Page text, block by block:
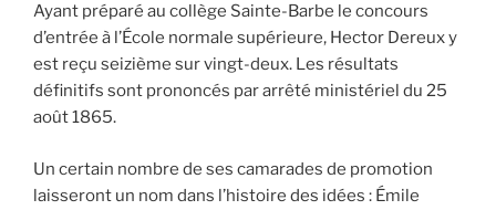
Ayant préparé au collège Sainte-Barbe le concours
d’entrée à l’École normale supérieure, Hector Dereux y
est reçu seizième sur vingt-deux. Les résultats
définitifs sont prononcés par arrêté ministériel du 25
août 1865.
Un certain nombre de ses camarades de promotion
laisseront un nom dans l’histoire des idées : Émile